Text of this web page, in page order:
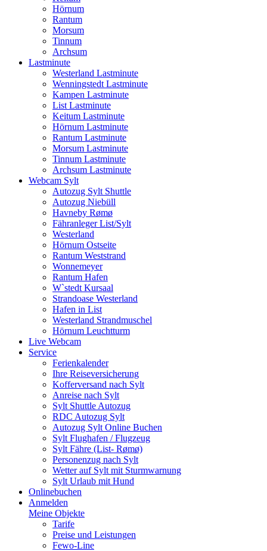
Hörnum
Rantum
Morsum
Tinnum
Archsum
Lastminute
Westerland Lastminute
Wenningstedt Lastminute
Kampen Lastminute
List Lastminute
Keitum Lastminute
Hörnum Lastminute
Rantum Lastminute
Morsum Lastminute
Tinnum Lastminute
Archsum Lastminute
Webcam Sylt
Autozug Sylt Shuttle
Autozug Niebüll
Havneby Rømø
Fähranleger List/Sylt
Westerland
Hörnum Ostseite
Rantum Weststrand
Wonnemeyer
Rantum Hafen
W`stedt Kursaal
Strandoase Westerland
Hafen in List
Westerland Strandmuschel
Hörnum Leuchtturm
Live Webcam
Service
Ferienkalender
Ihre Reiseversicherung
Kofferversand nach Sylt
Anreise nach Sylt
Sylt Shuttle Autozug
RDC Autozug Sylt
Autozug Sylt Online Buchen
Sylt Flughafen / Flugzeug
Sylt Fähre (List- Rømø)
Personenzug nach Sylt
Wetter auf Sylt mit Sturmwarnung
Sylt Urlaub mit Hund
Onlinebuchen
Anmelden
Meine Objekte
Tarife
Preise und Leistungen
Fewo-Line